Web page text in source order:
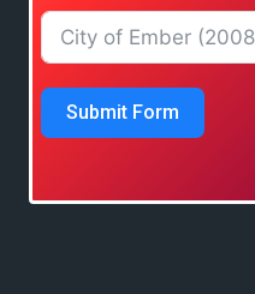
Submit Form